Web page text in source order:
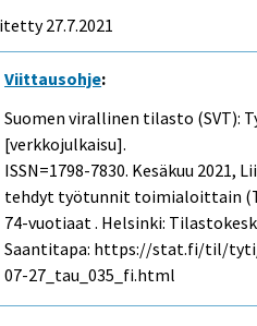
27.7.2021
Viittausohje:
Suomen virallinen tilasto (SVT):
[verkkojulkaisu].
ISSN=1798-7830. Kesäkuu 2021,
tehdyt työtunnit toimialoittain
74-vuotiaat . Helsinki:
Saantitapa: https://stat.fi/til/tyti/
07-27_tau_035_fi.html